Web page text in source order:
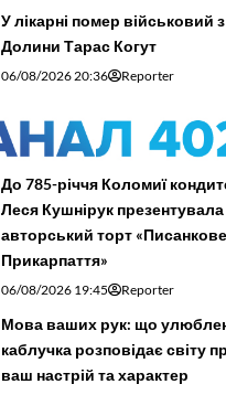
У лікарні помер військовий з
Долини Тарас Когут
06/08/2026 20:36 Reporter
До 785-річчя Коломиї
Леся Кушнірук презентувала
авторський торт «Писанкове
Прикарпаття»
06/08/2026 19:45 Reporter
Мова ваших рук: що
каблучка розповідає світу
ваш настрій та характер